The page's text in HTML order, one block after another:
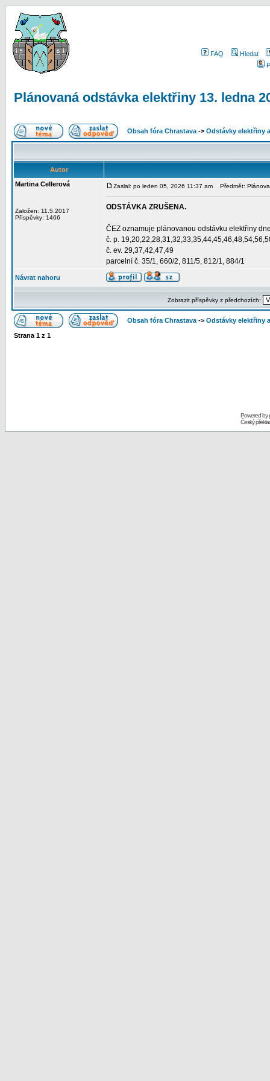
FAQ
Hledat
Plánovaná odstávka elektřiny 13. ledna
Obsah fóra Chrastava -> Odstávky elektřiny
Autor
Martina Cellerová
Založen: 11.5.2017
Příspěvky: 1466
Zaslal: po leden 05, 2026 11:37 am Předmět:
ODSTÁVKA ZRUŠENA.
ČEZ oznamuje plánovanou odstávku elektřiny
č. p.
č. ev. 29,37,42,47,49
parcelní č. 35/1, 660/2, 811/5, 812/1, 884/1
Návrat nahoru
Zobrazit příspěvky z předchozích:
Obsah fóra Chrastava -> Odstávky elektřiny
Strana 1 z 1
Powered by
Český